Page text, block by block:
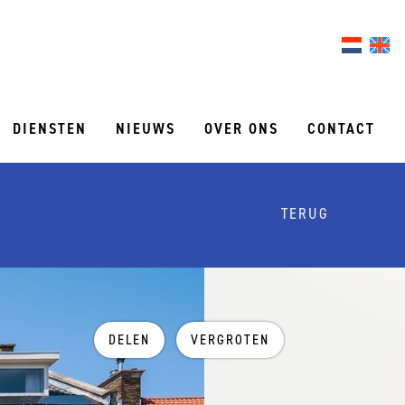
DIENSTEN NIEUWS OVER ONS CONTACT
TERUG
DELEN VERGROTEN